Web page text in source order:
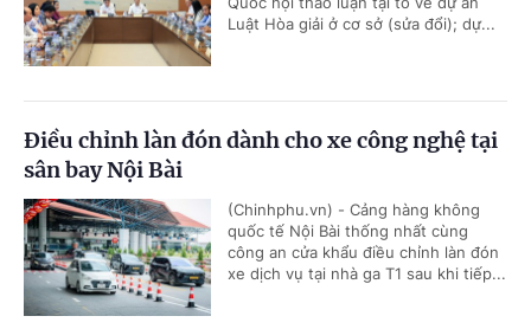
Luật Hòa giải ở cơ sở (sửa đổi); dự...
Điều chỉnh làn đón dành cho xe công nghệ tại
sân bay Nội Bài
(Chinhphu.vn) - Cảng hàng không
quốc tế Nội Bài thống nhất cùng
công an cửa khẩu điều chỉnh làn đón
xe dịch vụ tại nhà ga T1 sau khi tiếp...